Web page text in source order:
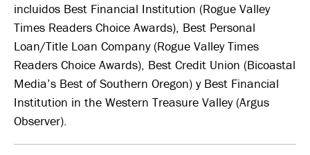
incluidos Best Financial Institution (Rogue Valley
Times Readers Choice Awards), Best Personal
Loan/Title Loan Company (Rogue Valley Times
Readers Choice Awards), Best Credit Union (Bicoastal
Media’s Best of Southern Oregon) y Best Financial
Institution in the Western Treasure Valley (Argus
Observer).